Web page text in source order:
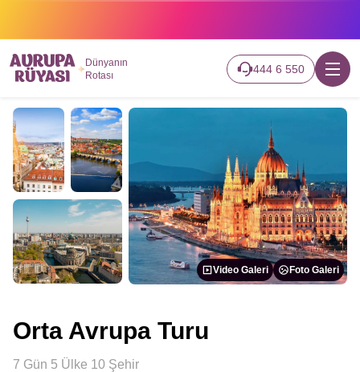
Dünyanın
Rotası
444 6 550
Video Galeri Foto Galeri
Orta Avrupa Turu
7 Gün 5 Ülke 10 Şehir